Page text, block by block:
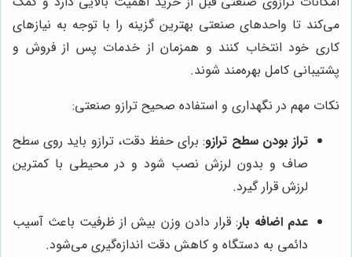
می‌کند تا واحدهای صنعتی بهترین گزینه را با توجه به نیازهای
کاری خود انتخاب کنند و همزمان از خدمات پس از فروش و
پشتیبانی کامل بهره‌مند شوند.
نکات مهم در نگهداری و استفاده صحیح ترازو صنعتی:
تراز بودن سطح ترازو: برای حفظ دقت، ترازو باید روی سطح
صاف و بدون لرزش نصب شود و در محیطی با کمترین
لرزش قرار گیرد.
عدم اضافه بار: قرار دادن وزن بیش از ظرفیت باعث آسیب
دائمی به دستگاه و کاهش دقت اندازه‌گیری می‌شود.